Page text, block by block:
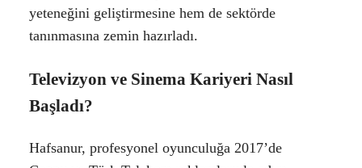
yeteneğini geliştirmesine hem de sektörde
tanınmasına zemin hazırladı.
Televizyon ve Sinema Kariyeri Nasıl
Başladı?
Hafsanur, profesyonel oyunculuğa 2017’de